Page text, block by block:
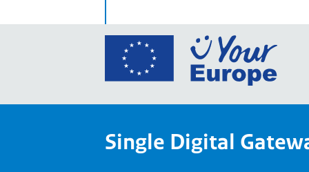
Ga
Your
Single Digital